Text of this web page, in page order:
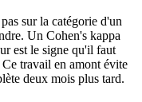
sur la catégorie d'un
Un Cohen's kappa
est le signe qu'il faut
travail en amont évite
deux mois plus tard.